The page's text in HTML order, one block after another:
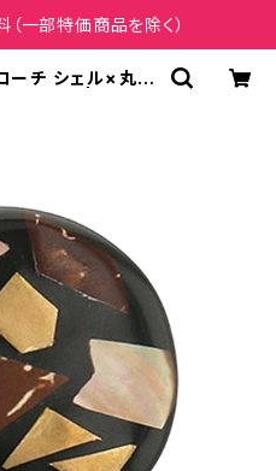
一部特価商品を除く）
チ シェル×丸型